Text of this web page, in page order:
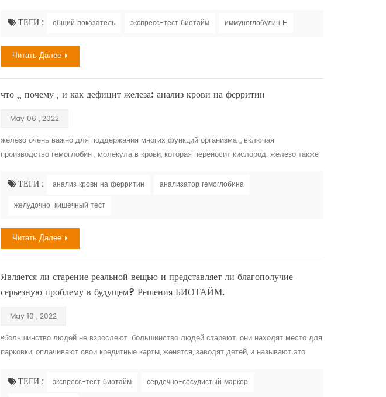
аллергической болезнью, опасной для жизни реакциями являются лекарства, продукты
2018 году, ...
ТЕГИ : общий показатель экспресс-тест биотайм иммуноглобулин Е
Читать Далее
что ,, почему , и как дефицит железа: анализ крови на ферритин
May 06 , 2022
железо очень важно для поддержания многих функций организма ,, включая
производство гемоглобин , молекула в крови, которая переносит кислород. железо также
на самом деле, из наиболее распространенных нарушений питания. им страдают от трех
ТЕГИ : анализ крови на ферритин
анализатор гемоглобина
желудочно-кишечный тест
Читать Далее
Является ли старение реальной вещью и представляет ли благополучие
серьезную проблему в будущем? Решения БИОТАЙМ.
May 10 , 2022
«большинство людей не взрослеют. большинство людей стареют. они находят место для
парковки, оплачивают свои кредитные карты, женятся, заводят детей, и называют это
сложный процесс, приводящий к изменениям во всех системах организма и всех
ТЕГИ : экспресс-тест биотайм
сердечно-сосудистый маркер